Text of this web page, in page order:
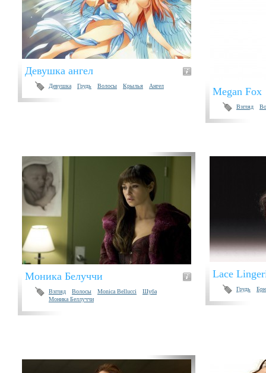
Девушка ангел
Девушка Грудь Волосы Крылья Ангел Megan Fox
Взгляд
Моника Белуччи
Взгляд Волосы Monica Bellucci
Шуба
Моника Беллуччи
Lace
Грудь